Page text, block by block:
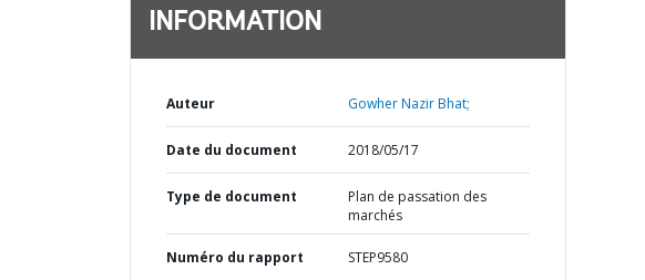
INFORMATION
Auteur Gowher Nazir Bhat;
Date du document 2018/05/17
Type de document
Plan de passation des
marchés
Numéro du rapport STEP9580